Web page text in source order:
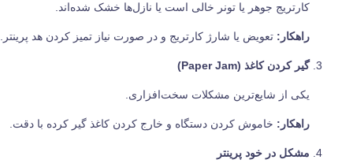
کارتریج جوهر یا تونر خالی است یا نازل‌ها خشک شده‌اند.
راهکار: تعویض یا شارژ کارتریج و در صورت نیاز تمیز کردن هد پرینتر.
گیر کردن کاغذ (Paper Jam)
یکی از شایع‌ترین مشکلات سخت‌افزاری.
راهکار: خاموش کردن دستگاه و خارج کردن کاغذ گیر کرده با دقت.
مشکل در خود پرینتر